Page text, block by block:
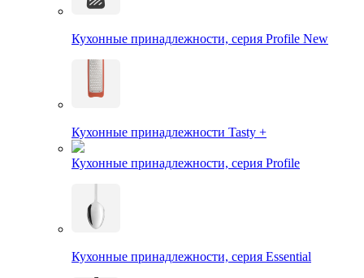
Кухонные принадлежности, серия Profile New
Кухонные принадлежности Tasty +
Кухонные принадлежности, серия Profile
Кухонные принадлежности, серия Essential